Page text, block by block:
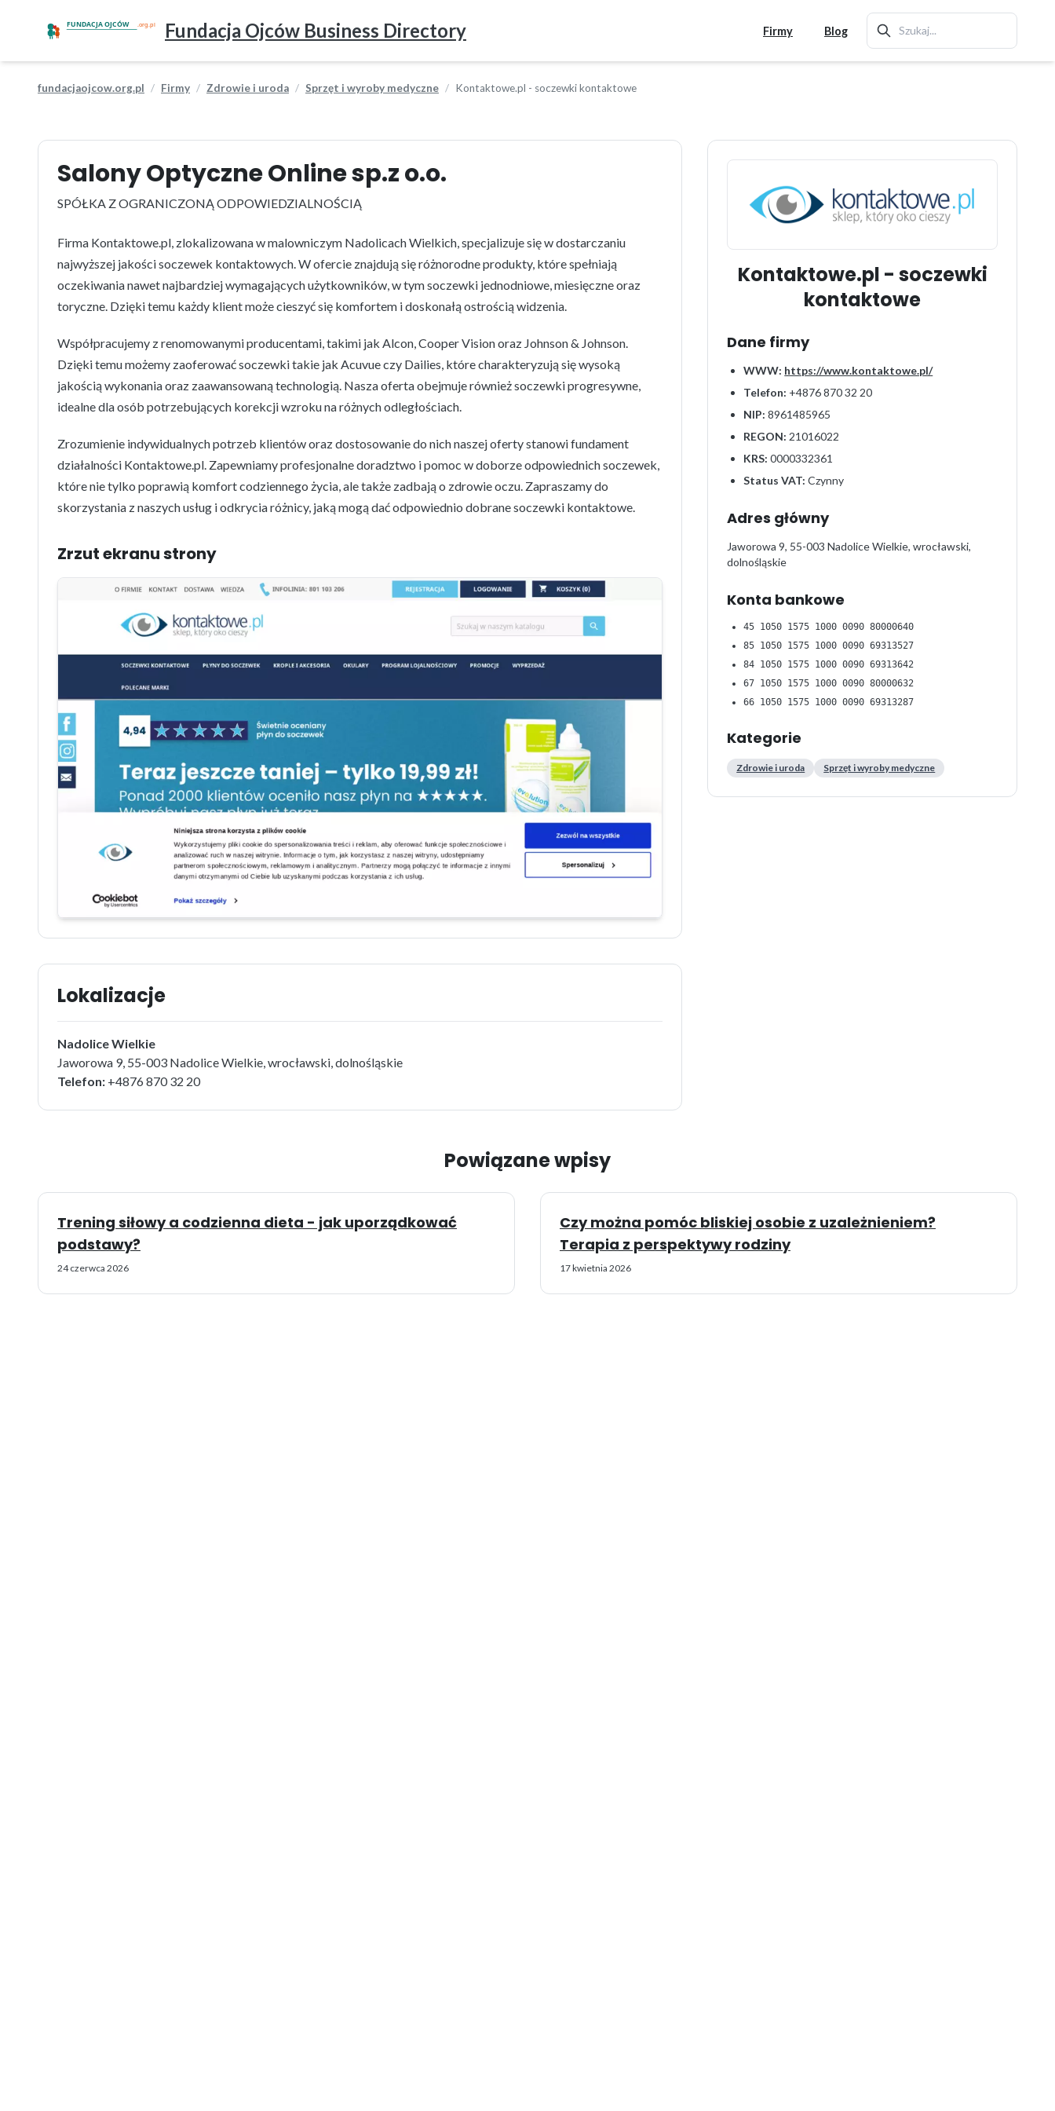
Fundacja Ojców Business Directory Firmy Blog
fundacjaojcow.org.pl Firmy Zdrowie i uroda Sprzęt i wyroby medyczne Kontaktowe.pl - soczewki kontaktowe
Salony Optyczne Online sp.z o.o.
SPÓŁKA Z OGRANICZONĄ ODPOWIEDZIALNOŚCIĄ
Firma Kontaktowe.pl, zlokalizowana w malowniczym Nadolicach Wielkich, specjalizuje się w dostarczaniu
najwyższej jakości soczewek kontaktowych. W ofercie znajdują się różnorodne produkty, które spełniają
oczekiwania nawet najbardziej wymagających użytkowników, w tym soczewki jednodniowe, miesięczne oraz
toryczne. Dzięki temu każdy klient może cieszyć się komfortem i doskonałą ostrością widzenia.
Współpracujemy z renomowanymi producentami, takimi jak Alcon, Cooper Vision oraz Johnson & Johnson.
Dzięki temu możemy zaoferować soczewki takie jak Acuvue czy Dailies, które charakteryzują się wysoką
jakością wykonania oraz zaawansowaną technologią. Nasza oferta obejmuje również soczewki progresywne,
idealne dla osób potrzebujących korekcji wzroku na różnych odległościach.
Zrozumienie indywidualnych potrzeb klientów oraz dostosowanie do nich naszej oferty stanowi fundament
działalności Kontaktowe.pl. Zapewniamy profesjonalne doradztwo i pomoc w doborze odpowiednich soczewek,
które nie tylko poprawią komfort codziennego życia, ale także zadbają o zdrowie oczu. Zapraszamy do
skorzystania z naszych usług i odkrycia różnicy, jaką mogą dać odpowiednio dobrane soczewki kontaktowe.
Zrzut ekranu strony
Lokalizacje
Nadolice Wielkie
Jaworowa 9, 55-003 Nadolice Wielkie, wrocławski, dolnośląskie
Telefon: +4876 870 32 20
Kontaktowe.pl - soczewki
kontaktowe
Dane firmy
WWW: https://www.kontaktowe.pl/
Telefon: +4876 870 32 20
NIP: 8961485965
REGON: 21016022
KRS: 0000332361
Status VAT: Czynny
Adres główny
Jaworowa 9, 55-003 Nadolice Wielkie, wrocławski,
dolnośląskie
Konta bankowe
45 1050 1575 1000 0090 80000640
85 1050 1575 1000 0090 69313527
84 1050 1575 1000 0090 69313642
67 1050 1575 1000 0090 80000632
66 1050 1575 1000 0090 69313287
Kategorie
Zdrowie i uroda Sprzęt i wyroby medyczne
Powiązane wpisy
Trening siłowy a codzienna dieta - jak uporządkować
podstawy?
24 czerwca 2026
Czy można pomóc bliskiej osobie z uzależnieniem?
Terapia z perspektywy rodziny
17 kwietnia 2026